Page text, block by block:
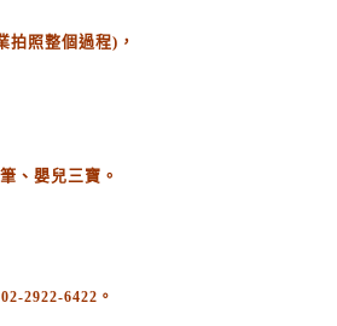
拍照整個過程) ，
、嬰兒三寶。
2922-6422。